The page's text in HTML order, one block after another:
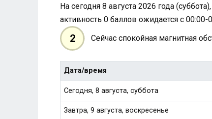
На сегодня 8 августа 2026 года
активность 0 баллов ожидается с 00:00-
2 Сейчас спокойная магнитная
Дата/время
Сегодня, 8 августа, суббота
Завтра, 9 августа, воскресенье